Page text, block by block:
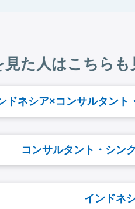
見た人はこちら
ドネシア×コンサルタント
コンサルタント・シン
インドネ